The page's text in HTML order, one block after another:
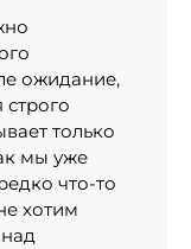
ожидание,
строго
только
мы уже
что-то
хотим